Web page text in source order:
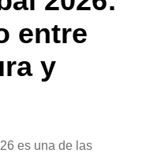
entre
y
es una de las